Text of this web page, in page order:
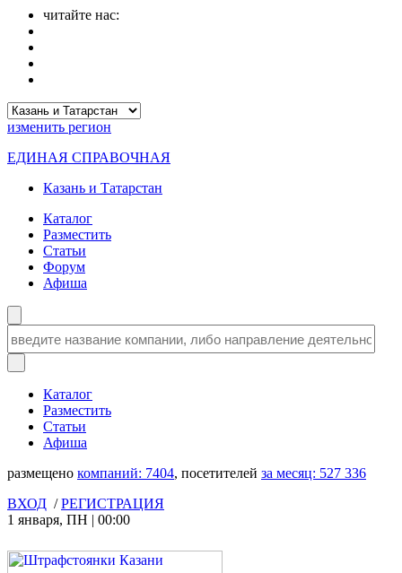
читайте нас:
изменить регион
ЕДИНАЯ СПРАВОЧНАЯ
Казань и Татарстан
Каталог
Разместить
Статьи
Форум
Афиша
Каталог
Разместить
Статьи
Афиша
размещено компаний: 7404, посетителей за месяц: 527 336
ВХОД /РЕГИСТРАЦИЯ
1 января, ПН | 00:00